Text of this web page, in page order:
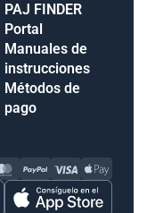
PAJ FINDER
Portal
Manuales de
instrucciones
Métodos de
pago